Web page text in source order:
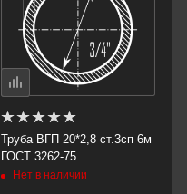
Труба ВГП 20*2,8 ст.3сп 6м
ГОСТ 3262-75
Нет в наличии